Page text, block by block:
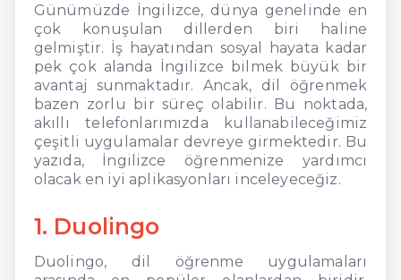
Günümüzde İngilizce, dünya genelinde en
çok konuşulan dillerden biri haline
gelmiştir. İş hayatından sosyal hayata kadar
pek çok alanda İngilizce bilmek büyük bir
avantaj sunmaktadır. Ancak, dil öğrenmek
bazen zorlu bir süreç olabilir. Bu noktada,
akıllı telefonlarımızda kullanabileceğimiz
çeşitli uygulamalar devreye girmektedir. Bu
yazıda, İngilizce öğrenmenize yardımcı
olacak en iyi aplikasyonları inceleyeceğiz.
1. Duolingo
Duolingo, dil öğrenme uygulamaları